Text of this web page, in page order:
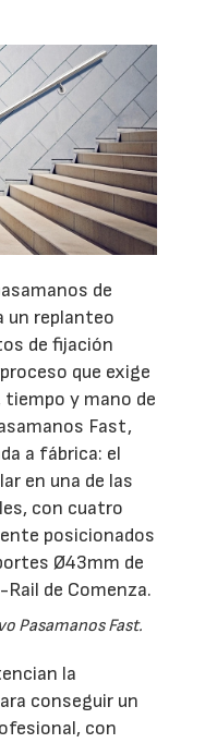
de
un replanteo
de fijación
que exige
y mano de
Fast,
a fábrica: el
en una de las
con cuatro
posicionados
Ø43mm de
de Comenza.
Pasamanos Fast.
la
conseguir un
con